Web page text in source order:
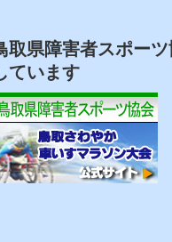
取県障害者スポー
ています